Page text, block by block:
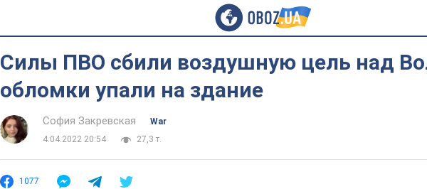
Силы ПВО сбили воздушную цель над
обломки упали на здание
София Закревская
War
4.04.2022 20:54
27,3 т.
1077